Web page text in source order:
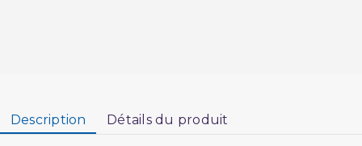
Description Détails du produit